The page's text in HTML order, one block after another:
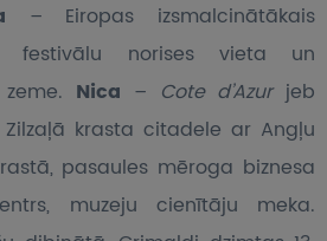
– Eiropas izsmalcinātākais
festivālu norises vieta un
Nica – Cote d’Azur jeb
krasta citadele ar Angļu
pasaules mēroga biznesa
muzeju cienītāju meka.